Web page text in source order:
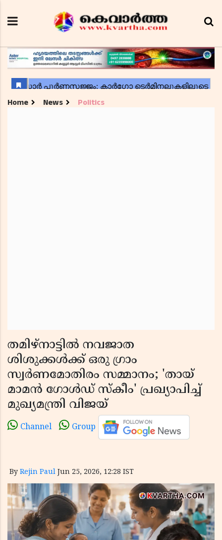
Home News Politics
തമിഴ്‌നാട്ടിൽ നവജാത
ശിശുക്കൾക്ക് ഒരു ഗ്രാം
സ്വർണമോതിരം സമ്മാനം; 'തായ്
മാമൻ ഗോൾഡ് സ്കീം' പ്രഖ്യാപിച്ച്
മുഖ്യമന്ത്രി വിജയ്
Channel Group
By Rejin Paul Jun 25, 2026, 12:28 IST